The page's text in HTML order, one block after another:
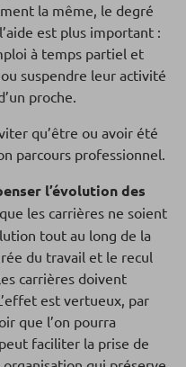
la même, le degré
est plus important :
à temps partiel et
suspendre leur activité
proche.
qu’être ou avoir été
parcours professionnel.
l’évolution des
les carrières ne soient
tout au long de la
du travail et le recul
carrières doivent
est vertueux, par
que l’on pourra
faciliter la prise de